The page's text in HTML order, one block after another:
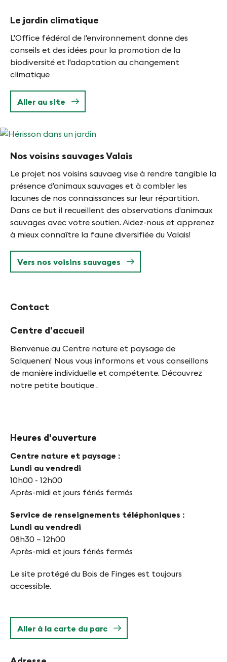
Le jardin climatique
L'Office fédéral de l'environnement donne des
conseils et des idées pour la promotion de la
biodiversité et l'adaptation au changement
climatique
Aller au site
Nos voisins sauvages Valais
Le projet nos voisins sauvaeg vise à rendre tangible la
présence d’animaux sauvages et à combler les
lacunes de nos connaissances sur leur répartition.
Dans ce but il recueillent des observations d’animaux
sauvages avec votre soutien. Aidez-nous et apprenez
à mieux connaître la faune diversifiée du Valais!
Vers nos voisins sauvages
Contact
Centre d'accueil
Bienvenue au Centre nature et paysage de
Salquenen! Nous vous informons et vous conseillons
de manière individuelle et compétente. Découvrez
notre petite boutique .
Heures d'ouverture
Centre nature et paysage :
Lundi au vendredi
10h00 - 12h00
Après-midi et jours fériés fermés
Service de renseignements téléphoniques :
Lundi au vendredi
08h30 – 12h00
Après-midi et jours fériés fermés
Le site protégé du Bois de Finges est toujours
accessible.
Aller à la carte du parc